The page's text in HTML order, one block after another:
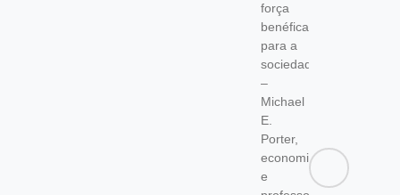
força
benéfica
para a
sociedade.”
–
Michael
E.
Porter,
economista
e